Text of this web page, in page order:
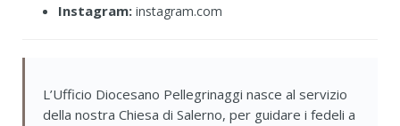
Instagram: instagram.com
L’Ufficio Diocesano Pellegrinaggi nasce al servizio
della nostra Chiesa di Salerno, per guidare i fedeli a